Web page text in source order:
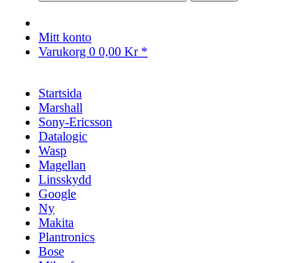
Mitt konto
Varukorg 0 0,00 Kr *
Startsida
Marshall
Sony-Ericsson
Datalogic
Wasp
Magellan
Linsskydd
Google
Ny
Makita
Plantronics
Bose